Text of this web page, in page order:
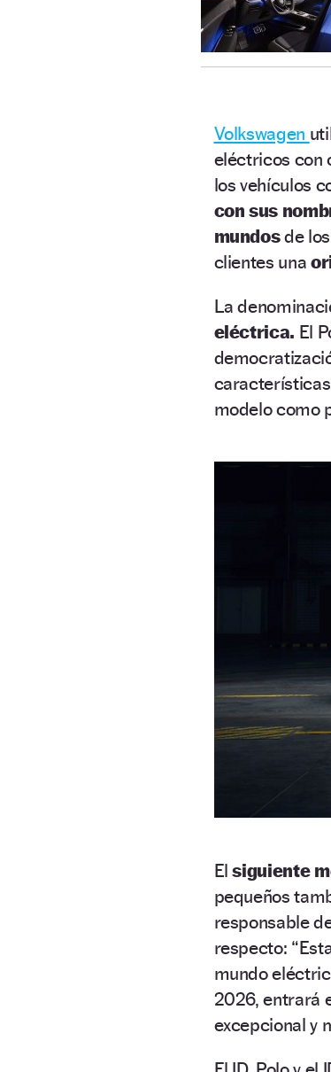
Volkswagen
eléctricos con
los vehículos
con sus
mundosde
clientes una
La
eléctrica. El
modelo como
Elsiguiente
pequeños
responsable
respecto:
mundo
2026, entrará
excepcional y